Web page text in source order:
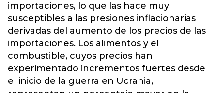
importaciones, lo que las hace muy
susceptibles a las presiones inflacionarias
derivadas del aumento de los precios de las
importaciones. Los alimentos y el
combustible, cuyos precios han
experimentado incrementos fuertes desde
el inicio de la guerra en Ucrania,